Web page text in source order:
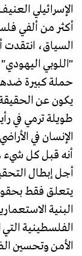
السياق، انتقدت
"اللوبي
حملة كبيرة
يكون عن
طويلة ترمي في
الإنسان في
أنه قبل كل
أجل إبطال
يتعلق فقط
البنية
الأمن وتحسين